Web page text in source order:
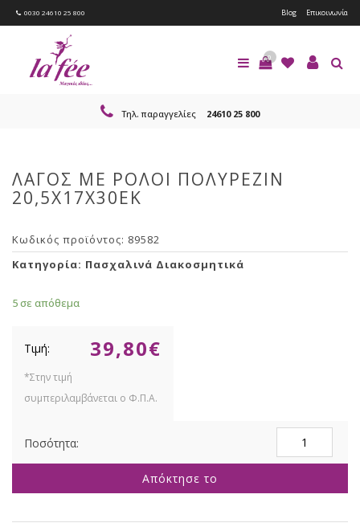
0030 24610 25 800 Blog Επικοινωνία
0
Τηλ. παραγγελίες 24610 25 800
ΛΑΓΟΣ ΜΕ ΡΟΛΟΙ ΠΟΛΥΡΕΖΙΝ
20,5Χ17Χ30ΕΚ
Κωδικός προϊόντος: 89582
Κατηγορία: Πασχαλινά Διακοσμητικά
5 σε απόθεμα
39,80€
ΡΟΛΟΙ
20,5Χ17Χ30ΕΚ
Απόκτησε το